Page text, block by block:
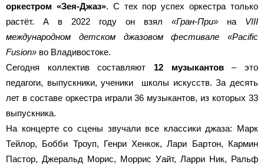
оркестром «Зея-Джаз». С тех пор успех оркестра только
растёт. А в 2022 году он взял «Гран-При» на VIII
международном детском джазовом фестивале «Pacific
Fusion» во Владивостоке.
Сегодня коллектив составляют 12 музыкантов– это
педагоги, выпускники, ученики школы искусств. За десять
лет в составе оркестра играли 36 музыкантов, из которых 33
выпускника.⠀
На концерте со сцены звучали все классики джаза: Марк
Тейлор, Бобби Троуп, Генри Хенкок, Лари Бартон, Кармин
Пастор, Джеральд Морис, Моррис Уайт, Ларри Ник, Ральф